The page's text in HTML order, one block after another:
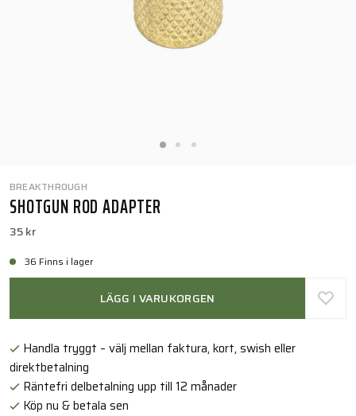
BREAKTHROUGH
SHOTGUN ROD ADAPTER
35 kr
36 Finns i lager
LÄGG I VARUKORGEN
Handla tryggt – välj mellan faktura, kort, swish eller
direktbetalning
Räntefri delbetalning upp till 12 månader
Köp nu & betala sen